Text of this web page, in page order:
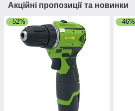
Акційні пропозиції та новинки
–52% –46%